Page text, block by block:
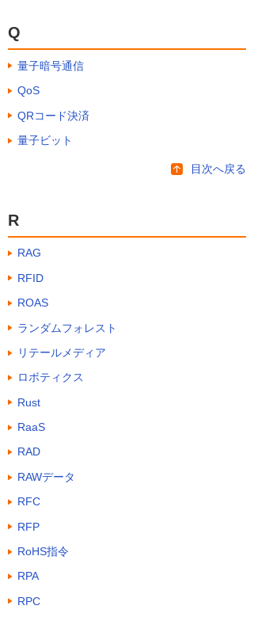
Q
量子暗号通信
QoS
QRコード決済
量子ビット
目次へ戻る
R
RAG
RFID
ROAS
ランダムフォレスト
リテールメディア
ロボティクス
Rust
RaaS
RAD
RAWデータ
RFC
RFP
RoHS指令
RPA
RPC